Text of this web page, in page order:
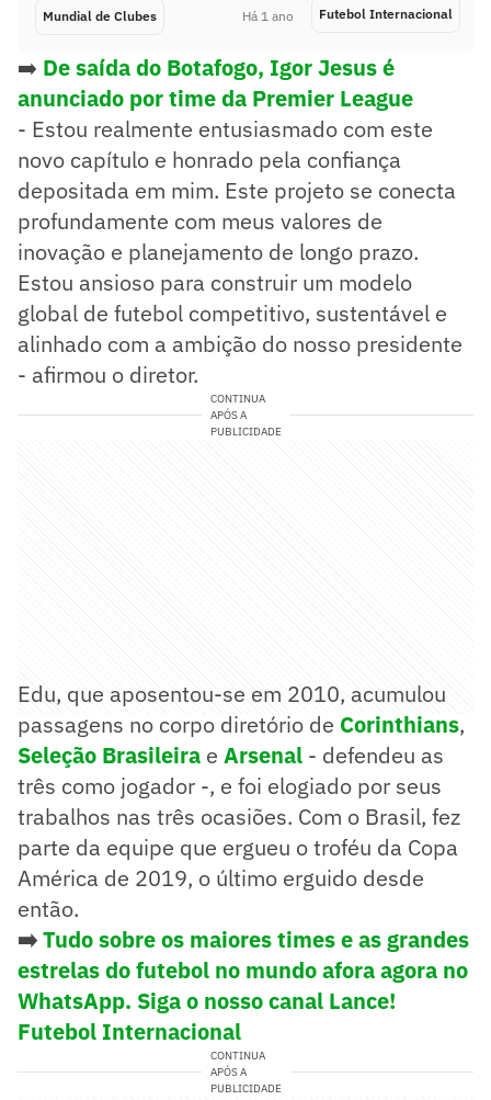
Mundial de Clubes Há 1 ano Futebol Internacional
➡️ De saída do Botafogo, Igor Jesus é
anunciado por time da Premier League
- Estou realmente entusiasmado com este
novo capítulo e honrado pela confiança
depositada em mim. Este projeto se conecta
profundamente com meus valores de
inovação e planejamento de longo prazo.
Estou ansioso para construir um modelo
global de futebol competitivo, sustentável e
alinhado com a ambição do nosso presidente
- afirmou o diretor.
CONTINUA
APÓS A
PUBLICIDADE
Edu, que aposentou-se em 2010, acumulou
passagens no corpo diretório de Corinthians,
Seleção Brasileira e Arsenal - defendeu as
três como jogador -, e foi elogiado por seus
trabalhos nas três ocasiões. Com o Brasil, fez
parte da equipe que ergueu o troféu da Copa
América de 2019, o último erguido desde
então.
➡️Tudo sobre os maiores times e as grandes
estrelas do futebol no mundo afora agora no
WhatsApp. Siga o nosso canal Lance!
Futebol Internacional
CONTINUA
APÓS A
PUBLICIDADE